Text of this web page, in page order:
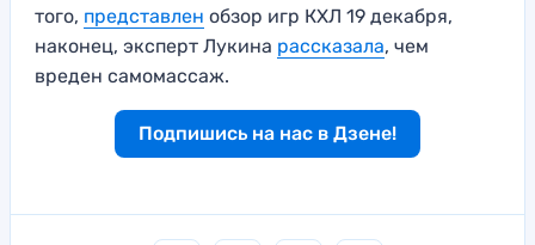
того, представлен обзор игр КХЛ 19 декабря,
наконец, эксперт Лукина рассказала, чем
вреден самомассаж.
Подпишись на нас в Дзене!